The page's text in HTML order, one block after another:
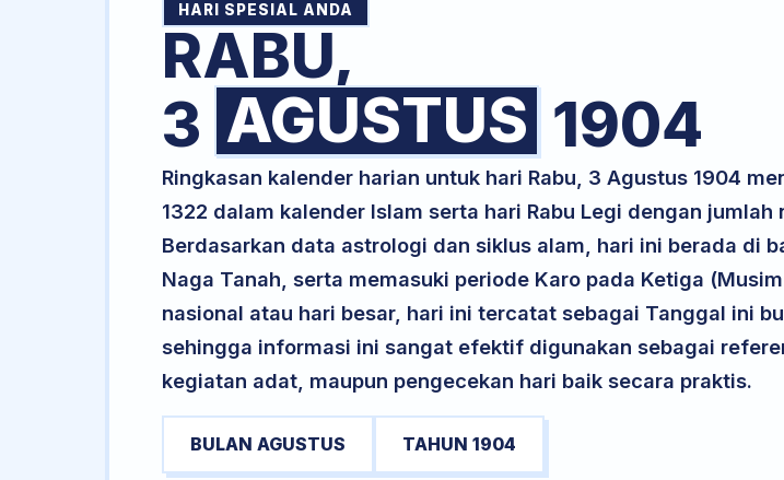
HARI SPESIAL ANDA
RABU,
3 AGUSTUS 1904
Ringkasan kalender harian untuk hari Rabu, 3 Agustus 1904
1322 dalam kalender Islam serta hari Rabu Legi dengan
Berdasarkan data astrologi dan siklus alam, hari ini berada di
Naga Tanah, serta memasuki periode Karo pada Ketiga
nasional atau hari besar, hari ini tercatat sebagai Tanggal ini
sehingga informasi ini sangat efektif digunakan sebagai
kegiatan adat, maupun pengecekan hari baik secara praktis.
BULAN AGUSTUS TAHUN 1904